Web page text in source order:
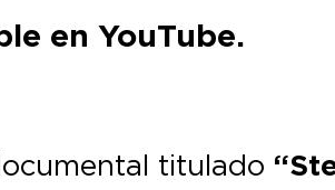
en YouTube.
titulado